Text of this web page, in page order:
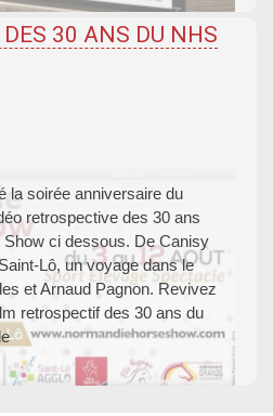
DES 30 ANS DU NHS
la soirée anniversaire du
retrospective des 30 ans
ci dessous. De Canisy
Lô, un voyage dans le
et Arnaud Pagnon. Revivez
retrospectif des 30 ans du